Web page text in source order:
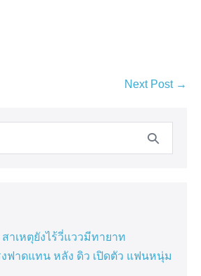
Next Post →
าเหตุยังไร้วี่แววมีทายาท
ฟาดแทน หลัง ดิว เปิดตัว แฟนหนุ่ม